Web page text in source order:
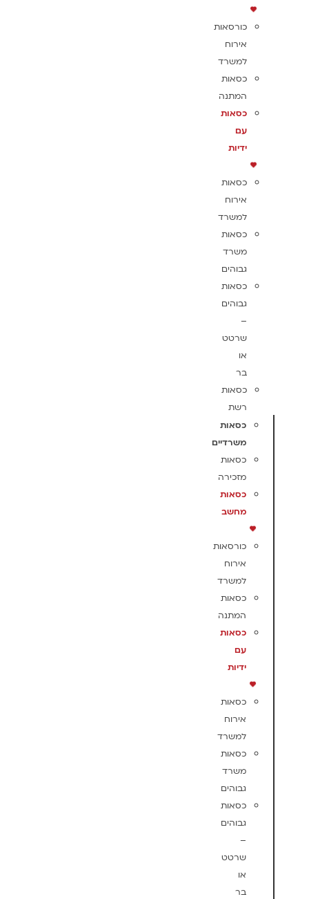
כורסאות
אירוח
למשרד
כסאות
המתנה
כסאות
עם
ידיות
כסאות
אירוח
למשרד
כסאות
משרד
גבוהים
כסאות
גבוהים
–
שרטט
או
בר
כסאות
רשת
כסאות
משרדיים
כסאות
מזכירה
כסאות
מחשב
כורסאות
אירוח
למשרד
כסאות
המתנה
כסאות
עם
ידיות
כסאות
אירוח
למשרד
כסאות
משרד
גבוהים
כסאות
גבוהים
–
שרטט
או
בר